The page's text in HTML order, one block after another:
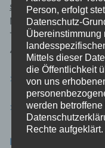
stellv.
Manfred Hegmann
Taubenweg 4
47665 Sonsbeck
> E-Mail an uns <
> Presseanfrage <
EURE
Person, erfolgt
Datenschutz-
Übereinstimmung
Mittels dieser
die Öffentlichkeit
von uns
werden
Rechte aufgeklärt.